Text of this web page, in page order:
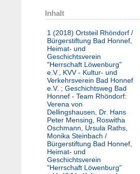
Inhalt
1 (2018) Ortsteil Rhöndorf /
Bürgerstiftung Bad Honnef,
Heimat- und
Geschichtsverein
"Herrschaft Löwenburg"
e.V., KVV - Kultur- und
Verkehrsverein Bad Honnef
e.V. ; Geschichtsweg Bad
Honnef - Team Rhöndorf:
Verena von
Dellingshausen, Dr. Hans
Peter Mensing, Roswitha
Oschmann, Ursula Raths,
Monika Steinbach /
Bürgerstiftung Bad Honnef,
Heimat- und
Geschichtsverein
"Herrschaft Löwenburg"